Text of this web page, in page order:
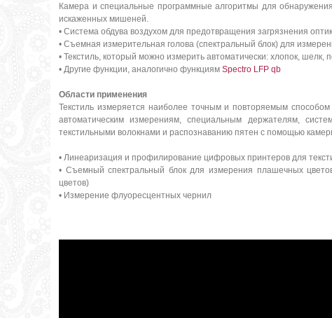
Камера и специальные программные алгоритмы для
искаженных мишеней.
• Система обдува воздухом для предотвращения загрязнения
• Съемная измерительная голова (спектральный блок) для
• Текстиль, который можно измерить автоматически: хлопок,
• Другие функции, аналогично функциям Spectro LFP qb
Области применения
Текстиль измеряется наиболее точным и повторяемым
автоматическим измерениям, специальным держателям,
текстильными волокнами и распознаванию пятен с помощью
• Линеаризация и профилирование цифровых принтеров для
• Съемный спектральный блок для измерения плашечных
цветов)
• Измерение флуоресцентных чернил